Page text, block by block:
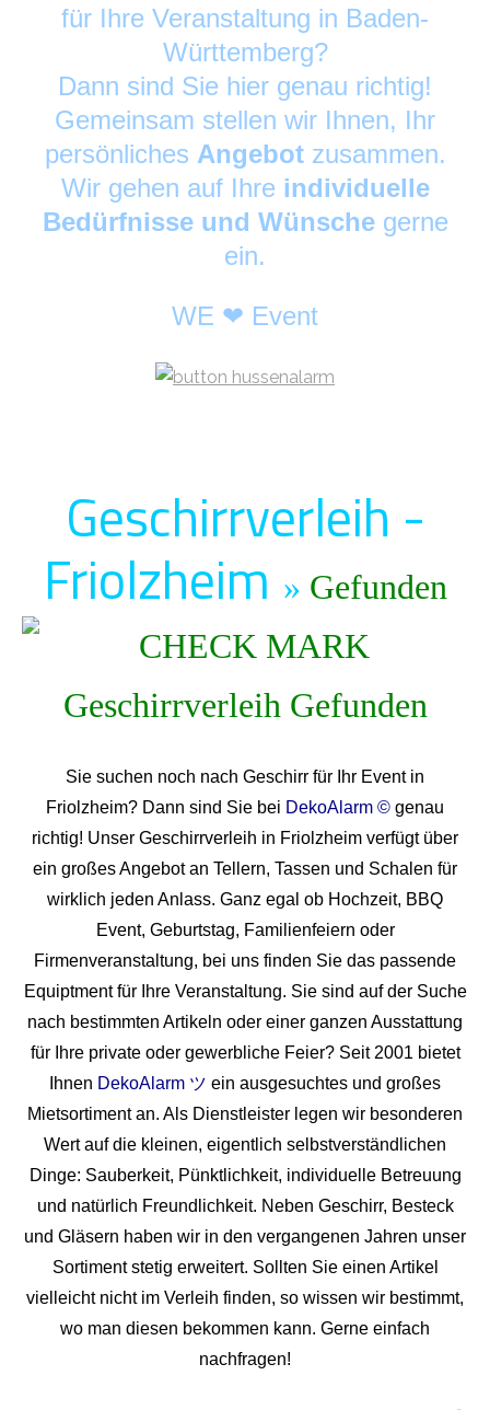
für Ihre Veranstaltung in Baden-
Württemberg?
Dann sind Sie hier genau richtig!
Gemeinsam stellen wir Ihnen, Ihr
persönliches Angebot zusammen.
Wir gehen auf Ihre individuelle
Bedürfnisse und Wünschegerne
ein.
WE ❤ Event
Geschirrverleih -
Friolzheim » Gefunden
Sie suchen noch nach Geschirr für Ihr Event in
Friolzheim? Dann sind Sie bei DekoAlarm © genau
richtig! Unser Geschirrverleih in Friolzheim verfügt über
ein großes Angebot an Tellern, Tassen und Schalen für
wirklich jeden Anlass. Ganz egal ob Hochzeit, BBQ
Event, Geburtstag, Familienfeiern oder
Firmenveranstaltung, bei uns finden Sie das passende
Equiptment für Ihre Veranstaltung. Sie sind auf der Suche
nach bestimmten Artikeln oder einer ganzen Ausstattung
für Ihre private oder gewerbliche Feier? Seit 2001 bietet
Ihnen DekoAlarm ツ ein ausgesuchtes und großes
Mietsortiment an. Als Dienstleister legen wir besonderen
Wert auf die kleinen, eigentlich selbstverständlichen
Dinge: Sauberkeit, Pünktlichkeit, individuelle Betreuung
und natürlich Freundlichkeit. Neben Geschirr, Besteck
und Gläsern haben wir in den vergangenen Jahren unser
Sortiment stetig erweitert. Sollten Sie einen Artikel
vielleicht nicht im Verleih finden, so wissen wir bestimmt,
wo man diesen bekommen kann. Gerne einfach
nachfragen!